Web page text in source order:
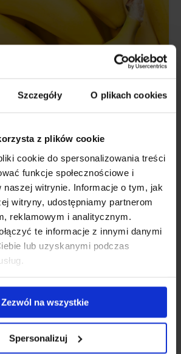
Szczegóły O plikach cookies
z plików cookie
cookie do spersonalizowania treści
funkcje społecznościowe i
naszej witrynie. Informacje o tym, jak
witryny, udostępniamy partnerom
reklamowym i analitycznym.
te informacje z innymi danymi
lub uzyskanymi podczas
Zezwól na wszystkie
Spersonalizuj
organismo: carência,
(O que é que ele contém?)
minerais essenciais que afecta muitos